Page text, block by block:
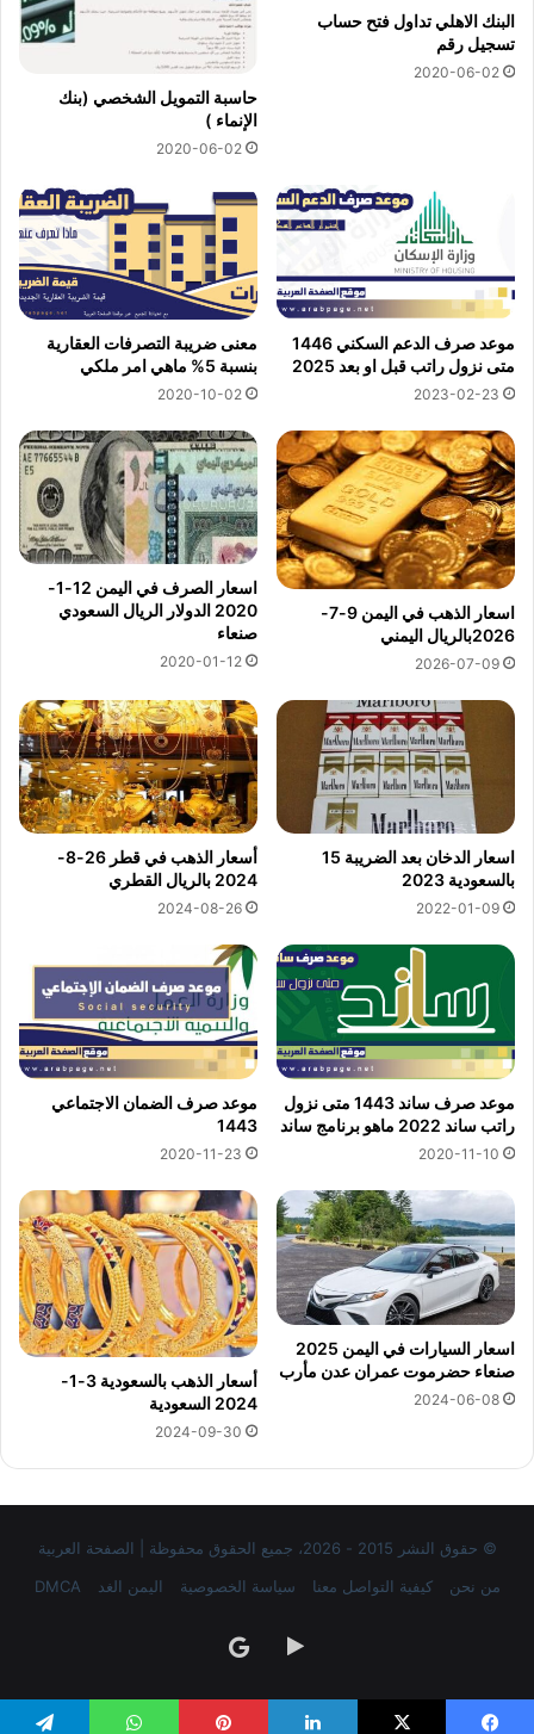
البنك الاهلي تداول فتح حساب
تسجيل رقم
2020-06-02
حاسبة التمويل الشخصي (بنك
الإنماء )
2020-06-02
موعد صرف الدعم السكني 1446
متى نزول راتب قبل او بعد 2025
2023-02-23
معنى ضريبة التصرفات العقارية
بنسبة 5% ماهي امر ملكي
2020-10-02
اسعار الذهب في اليمن 9-7-
2026بالريال اليمني
2026-07-09
اسعار الصرف في اليمن 12-1-
2020 الدولار الريال السعودي
صنعاء
2020-01-12
اسعار الدخان بعد الضريبة 15
بالسعودية 2023
2022-01-09
أسعار الذهب في قطر 26-8-
2024 بالريال القطري
2024-08-26
موعد صرف ساند 1443 متى نزول
راتب ساند 2022 ماهو برنامج ساند
2020-11-10
موعد صرف الضمان الاجتماعي
1443
2020-11-23
اسعار السيارات في اليمن 2025
صنعاء حضرموت عمران عدن مأرب
2024-06-08
أسعار الذهب بالسعودية 3-1-
2024 السعودية
2024-09-30
© حقوق النشر 2015 - 2026، جميع الحقوق محفوظة | الصفحة العربية
من نحن
كيفية التواصل معنا سياسة الخصوصية اليمن الغد DMCA
‏Google
Play
google
news